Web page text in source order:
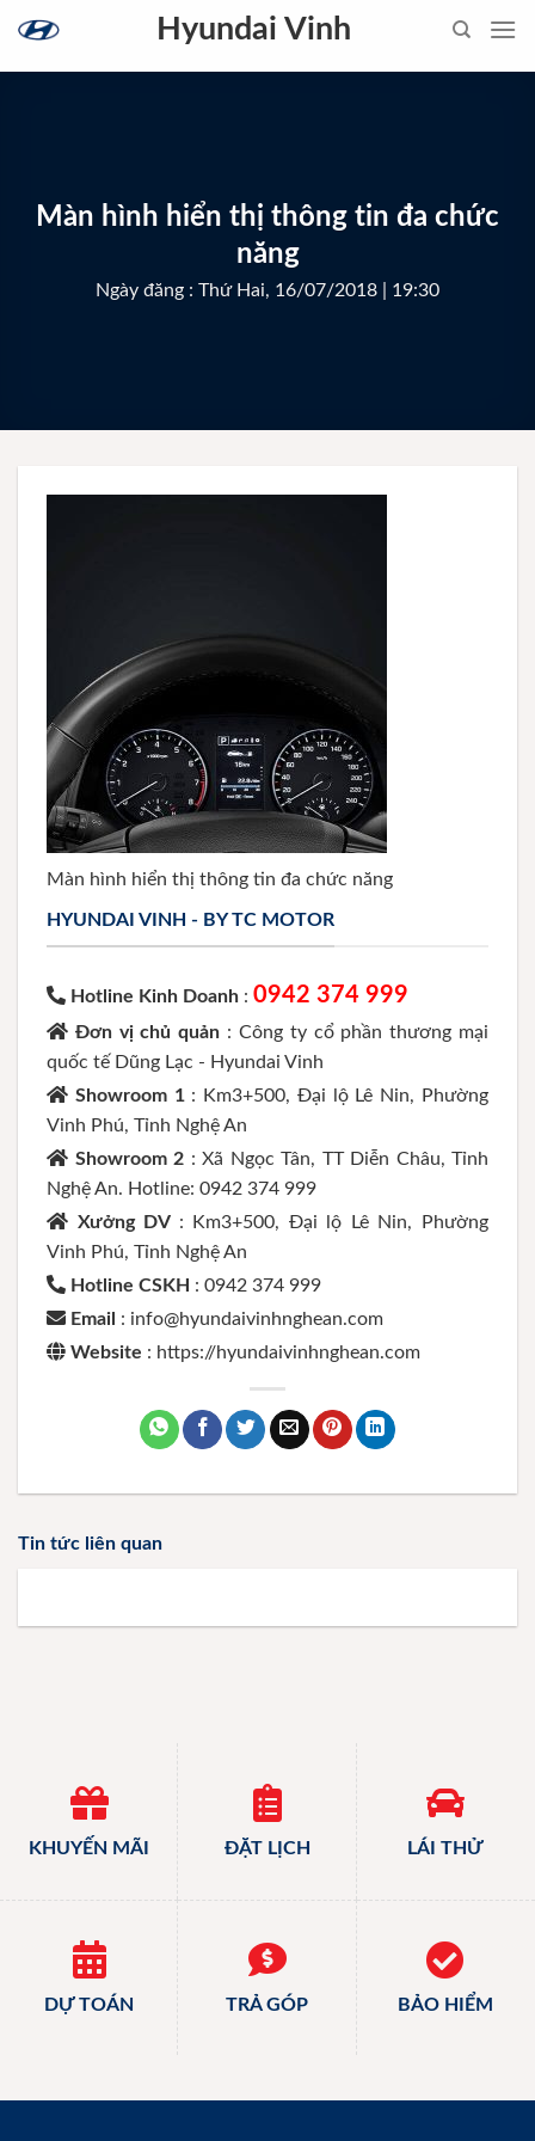
content
Hyundai Vinh
Màn hình hiển thị thông tin đa chức
năng
Ngày đăng : Thứ Hai, 16/07/2018 | 19:30
Màn hình hiển thị thông tin đa chức năng
HYUNDAI VINH - BY TC MOTOR
Hotline Kinh Doanh : 0942 374 999
Đơn vị chủ quản : Công ty cổ phần thương mại
quốc tế Dũng Lạc - Hyundai Vinh
Showroom 1 : Km3+500, Đại lộ Lê Nin, Phường
Vinh Phú, Tỉnh Nghệ An
Showroom 2 : Xã Ngọc Tân, TT Diễn Châu, Tỉnh
Nghệ An. Hotline: 0942 374 999
Xưởng DV : Km3+500, Đại lộ Lê Nin, Phường
Vinh Phú, Tỉnh Nghệ An
Hotline CSKH : 0942 374 999
Email : info@hyundaivinhnghean.com
Website : https://hyundaivinhnghean.com
Tin tức liên quan
KHUYẾN MÃI ĐẶT LỊCH LÁI THỬ
DỰ TOÁN TRẢ GÓP BẢO HIỂM